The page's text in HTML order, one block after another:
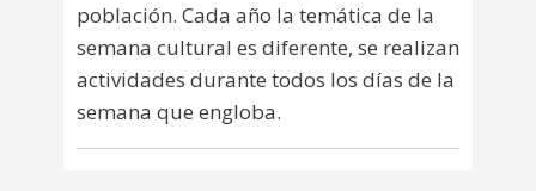
población. Cada año la temática de la
semana cultural es diferente, se realizan
actividades durante todos los días de la
semana que engloba.